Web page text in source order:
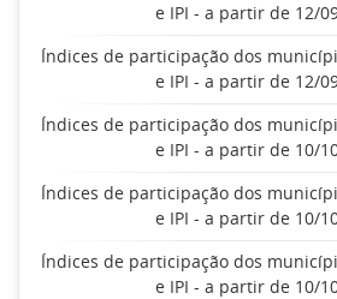
e IPI - a partir de 12/
Índices de participação dos
e IPI - a partir de 12/
Índices de participação dos
e IPI - a partir de 10/
Índices de participação dos
e IPI - a partir de 10/
Índices de participação dos
e IPI - a partir de 10/